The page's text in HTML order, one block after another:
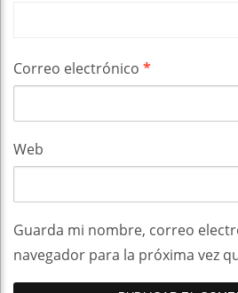
Correo electrónico *
Web
Guarda mi nombre, correo
navegador para la próxima vez